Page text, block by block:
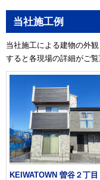
当社施工例
当社施工による建物の外
すると各現場の詳細がご覧
KEIWATOWN 曽谷２丁目